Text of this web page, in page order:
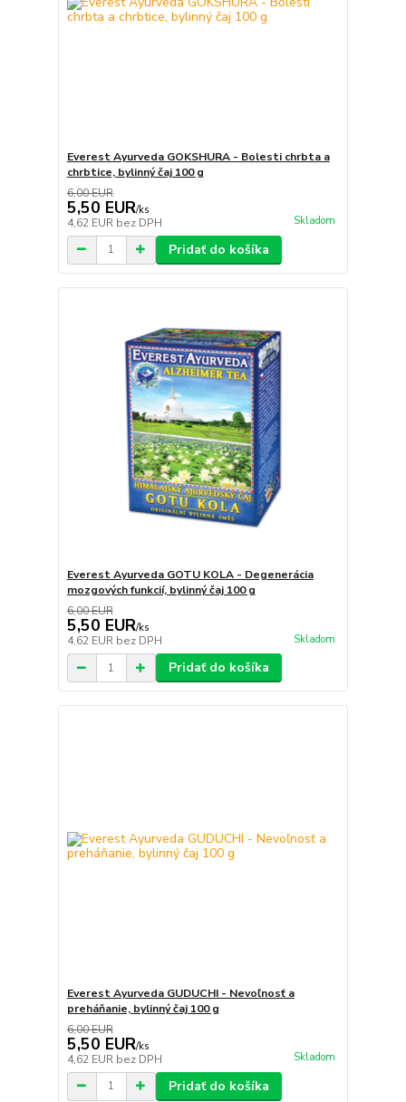
Everest Ayurveda GOKSHURA - Bolesti chrbta a
chrbtice, bylinný čaj 100 g
6,00 EUR
5,50 EUR/ks
4,62 EUR bez DPH Skladom
Pridať do košíka
Everest Ayurveda GOTU KOLA - Degenerácia
mozgových funkcií, bylinný čaj 100 g
6,00 EUR
5,50 EUR/ks
4,62 EUR bez DPH Skladom
Pridať do košíka
Everest Ayurveda GUDUCHI - Nevoľnosť a
preháňanie, bylinný čaj 100 g
6,00 EUR
5,50 EUR/ks
4,62 EUR bez DPH Skladom
Pridať do košíka